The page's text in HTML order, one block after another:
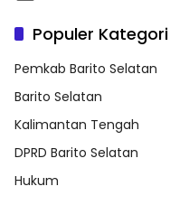
Populer Kategori
Pemkab Barito Selatan
Barito Selatan
Kalimantan Tengah
DPRD Barito Selatan
Hukum